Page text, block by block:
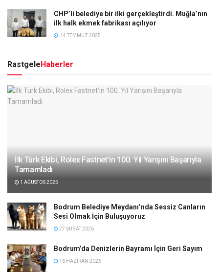
CHP’li belediye bir ilki gerçekleştirdi. Muğla’nın
ilk halk ekmek fabrikası açılıyor
14 TEMMUZ 2025
RastgeleHaberler
İlk Türk Ekibi, Rolex Fastnet’in 100. Yıl Yarışını Başarıyla
Tamamladı
1 AĞUSTOS 2025
Bodrum Belediye Meydanı’nda Sessiz Canların
Sesi Olmak İçin Buluşuyoruz
27 ŞUBAT 2026
Bodrum’da Denizlerin Bayramı İçin Geri Sayım
16 HAZIRAN 2026